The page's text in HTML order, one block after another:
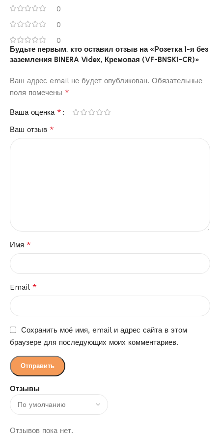
0
0
0
Отзывы
Отзывов пока нет.
Будьте первым, кто оставил отзыв на «Розетка 1-я без
заземления BINERA Videx, Кремовая (VF-BNSK1-CR)»
Ваш адрес email не будет опубликован. Обязательные
поля помечены *
Ваша оценка *
Ваш отзыв *
Имя *
Email *
Сохранить моё имя, email и адрес сайта в этом
браузере для последующих моих комментариев.